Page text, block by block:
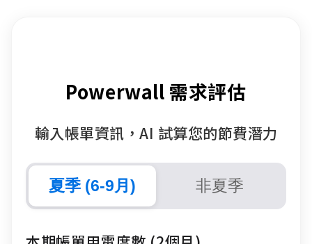
Powerwall 需求評估
輸入帳單資訊，AI 試算您的節費潛力
夏季 (6-9月) 非夏季